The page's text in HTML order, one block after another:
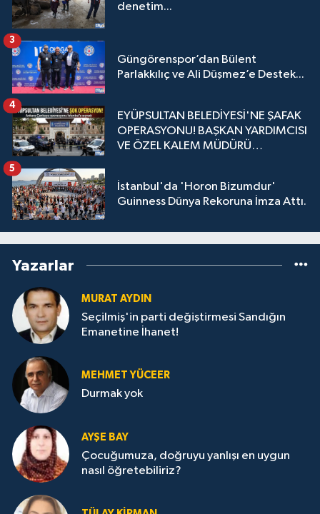
denetim...
Güngörenspor’dan Bülent
Parlakkılıç ve Ali Düşmez’e Destek...
3
EYÜPSULTAN BELEDİYESİ'NE ŞAFAK
OPERASYONU! BAŞKAN YARDIMCISI
VE ÖZEL KALEM MÜDÜRÜ
4
İstanbul'da 'Horon Bizumdur'
Guinness Dünya Rekoruna İmza Attı.
5
Yazarlar
MURAT AYDIN
Seçilmiş'in parti değiştirmesi Sandığın
Emanetine İhanet!
MEHMET YÜCEER
Durmak yok
AYŞE BAY
Çocuğumuza, doğruyu yanlışı en uygun
nasıl öğretebiliriz?